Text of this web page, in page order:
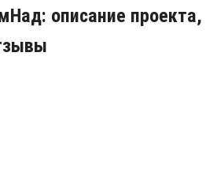
описание проекта,